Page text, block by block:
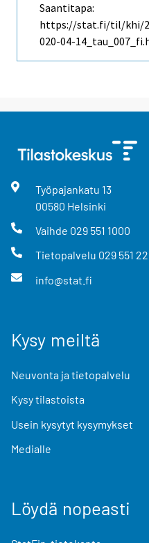
Saantitapa:
https://stat.fi/til/khi/
020-04-
Työpajankatu 13
00580 Helsinki
Vaihde 029 551 1000
Tietopalvelu 029 551
info@stat.fi
Kysy meiltä
Neuvonta ja tietopalvelu
Kysy tilastoista
Usein kysytyt kysymykset
Medialle
Löydä nopeasti